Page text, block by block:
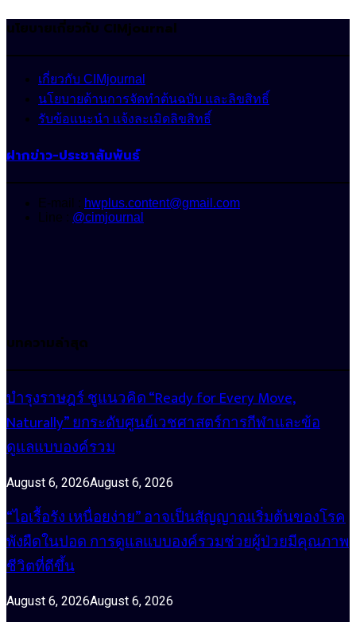
นโยบายเกี่ยวกับ CIMjournal
เกี่ยวกับ CIMjournal
นโยบายด้านการจัดทำต้นฉบับ และลิขสิทธิ์
รับข้อแนะนำ แจ้งละเมิดลิขสิทธิ์
ฝากข่าว-ประชาสัมพันธ์
E-mail : hwplus.content@gmail.com
Line : @cimjournal
บทความล่าสุด
บำรุงราษฎร์ ชูแนวคิด “Ready for Every Move,
Naturally” ยกระดับศูนย์เวชศาสตร์การกีฬาและข้อ
ดูแลแบบองค์รวม
August 6, 2026August 6, 2026
“ไอเรื้อรัง เหนื่อยง่าย” อาจเป็นสัญญาณเริ่มต้นของโรค
พังผืดในปอด การดูแลแบบองค์รวมช่วยผู้ป่วยมีคุณภาพ
ชีวิตที่ดีขึ้น
August 6, 2026August 6, 2026